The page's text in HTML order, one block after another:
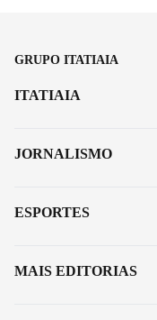
GRUPO ITATIAIA
ITATIAIA
JORNALISMO
ESPORTES
MAIS EDITORIAS